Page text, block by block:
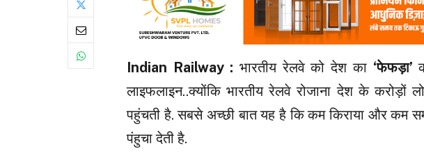
Indian Railway : भारतीय रेलवे को देश का ‘फेफड़ा’
लाइफलाइन..क्योंकि भारतीय रेलवे रोजाना देश के करोड़ों
पहुंचती है. सबसे अच्छी बात यह है कि कम किराया और कम
पंहुचा देती है.